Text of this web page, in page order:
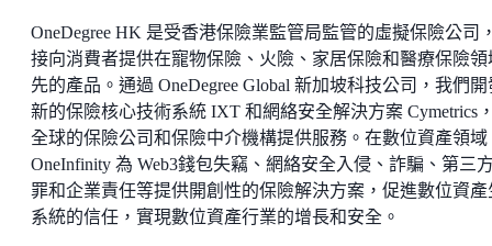
OneDegree HK 是受香港保險業監管局監管的虛擬保險公司
接向消費者提供在寵物保險、火險、家居保險和醫療保險領
先的產品。通過 OneDegree Global 新加坡科技公司，我們
新的保險核心技術系統 IXT 和網絡安全解決方案 Cymetrics
全球的保險公司和保險中介機構提供服務。在數位資產領域
OneInfinity 為 Web3錢包失竊、網絡安全入侵、詐騙、第三
罪和企業責任等提供開創性的保險解決方案，促進數位資產
系統的信任，實現數位資產行業的增長和安全。